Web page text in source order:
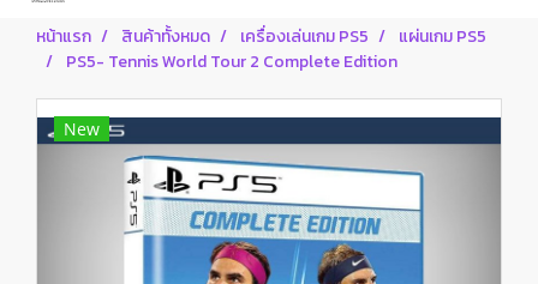
หน้าแรก สินค้าทั้งหมด เครื่องเล่นเกม PS5
แผ่นเกม PS5
PS5- Tennis World Tour 2 Complete Edition
New